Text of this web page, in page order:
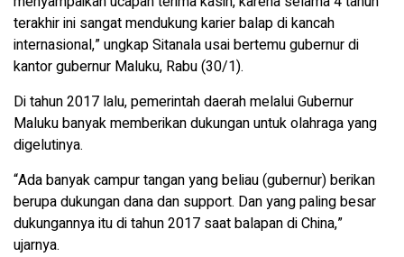
terakhir ini sangat mendukung karier balap di kancah
internasional,” ungkap Sitanala usai bertemu gubernur di
kantor gubernur Maluku, Rabu (30/1).
Di tahun 2017 lalu, pemerintah daerah melalui Gubernur
Maluku banyak memberikan dukungan untuk olahraga yang
digelutinya.
“Ada banyak campur tangan yang beliau (gubernur) berikan
berupa dukungan dana dan support. Dan yang paling besar
dukungannya itu di tahun 2017 saat balapan di China,”
ujarnya.